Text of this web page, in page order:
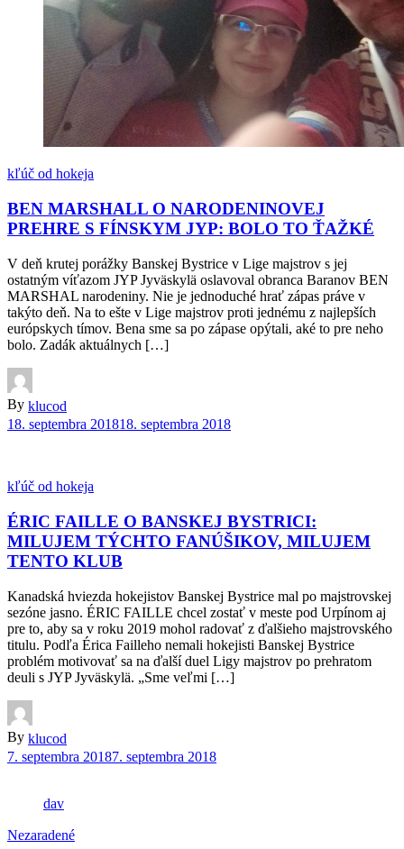
kľúč od hokeja
BEN MARSHALL O NARODENINOVEJ
PREHRE S FÍNSKYM JYP: BOLO TO ŤAŽKÉ
V deň krutej porážky Banskej Bystrice v Lige majstrov s jej
ostatným víťazom JYP Jyväskylä oslavoval obranca Baranov BEN
MARSHAL narodeniny. Nie je jednoduché hrať zápas práve v
takýto deň. Na to ešte v Lige majstrov proti jednému z najlepších
európskych tímov. Bena sme sa po zápase opýtali, aké to pre neho
bolo. Zadák aktuálnych […]
By klucod
18. septembra 201818. septembra 2018
kľúč od hokeja
ÉRIC FAILLE O BANSKEJ BYSTRICI:
MILUJEM TÝCHTO FANÚŠIKOV, MILUJEM
TENTO KLUB
Kanadská hviezda hokejistov Banskej Bystrice mal po majstrovskej
sezóne jasno. ÉRIC FAILLE chcel zostať v meste pod Urpínom aj
pre to, aby sa v roku 2019 mohol radovať z ďalšieho majstrovského
titulu. Podľa Érica Failleho nemali hokejisti Banskej Bystrice
problém motivovať sa na ďalší duel Ligy majstrov po prehratom
deuli s JYP Jyväskylä. „Sme veľmi […]
By klucod
7. septembra 20187. septembra 2018
dav
Nezaradené